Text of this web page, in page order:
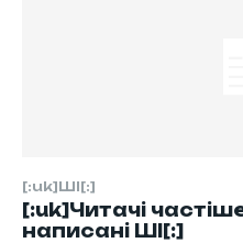
[:uk]ШІ[:]
[:uk]Читачі
написані ШІ[:]